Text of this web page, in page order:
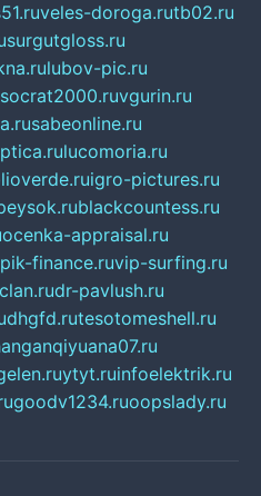
veles-doroga.rutb02.ru
surgutgloss.ru
lubov-pic.ru
socrat2000.ruvgurin.ru
sabeonline.ru
lucomoria.ru
igro-pictures.ru
blackcountess.ru
ocenka-appraisal.ru
pik-finance.ruvip-surfing.ru
dr-pavlush.ru
dhgfd.rutesotomeshell.ru
ytyt.ruinfoelektrik.ru
goodv1234.ruoopslady.ru